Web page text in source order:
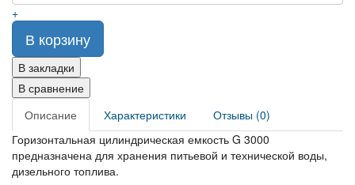
+
В корзину
В закладки
В сравнение
Описание
Характеристики
Отзывы (0)
Горизонтальная цилиндрическая емкость G 3000
предназначена для хранения питьевой и технической воды,
дизельного топлива.